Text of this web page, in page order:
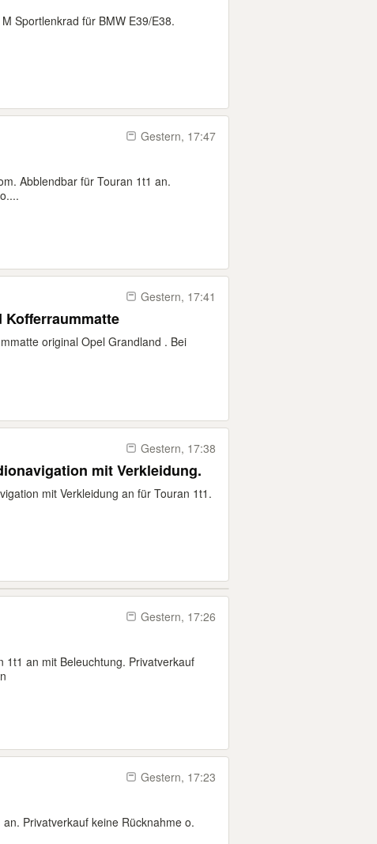
Sportlenkrad für BMW E39/E38.
Gestern, 17:47
Abblendbar für Touran 1t1 an.
Gestern, 17:41
original Opel Grandland . Bei
Gestern, 17:38
mit Verkleidung.
mit Verkleidung an für Touran 1t1.
Gestern, 17:26
1t1 an mit Beleuchtung. Privatverkauf
Gestern, 17:23
Privatverkauf keine Rücknahme o.